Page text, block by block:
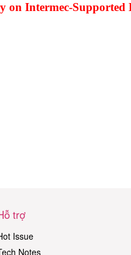
on Intermec-Supported
trợ
Issue
Notes